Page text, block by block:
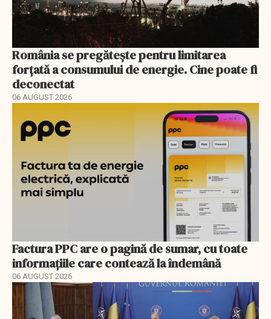
România se pregătește pentru limitarea
forțată a consumului de energie. Cine poate fi
deconectat
06 AUGUST 2026
Factura PPC are o pagină de sumar, cu toate
informațiile care contează la îndemână
06 AUGUST 2026